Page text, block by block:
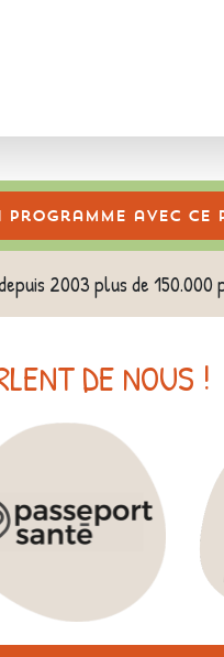
programme avec ce
2003 plus de
DE NOUS !